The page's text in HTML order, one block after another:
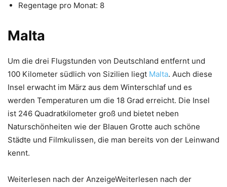
Regentage pro Monat: 8
Malta
Um die drei Flugstunden von Deutschland entfernt und
100 Kilometer südlich von Sizilien liegt Malta. Auch diese
Insel erwacht im März aus dem Winterschlaf und es
werden Temperaturen um die 18 Grad erreicht. Die Insel
ist 246 Quadratkilometer groß und bietet neben
Naturschönheiten wie der Blauen Grotte auch schöne
Städte und Filmkulissen, die man bereits von der Leinwand
kennt.
Weiterlesen nach der AnzeigeWeiterlesen nach der